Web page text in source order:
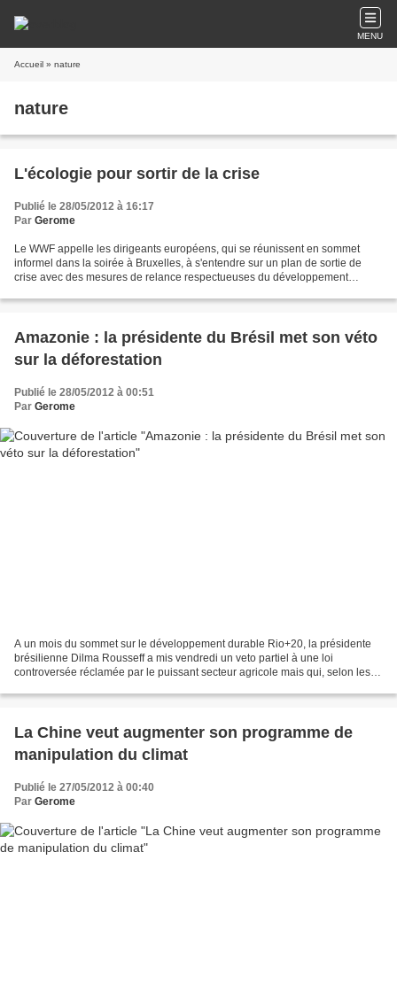
MENU
Accueil » nature
nature
L'écologie pour sortir de la crise
Publié le 28/05/2012 à 16:17
Par Gerome
Le WWF appelle les dirigeants européens, qui se réunissent en sommet
informel dans la soirée à Bruxelles, à s'entendre sur un plan de sortie de
crise avec des mesures de relance respectueuses du développement
Amazonie : la présidente du Brésil met son véto
sur la déforestation
Publié le 28/05/2012 à 00:51
Par Gerome
A un mois du sommet sur le développement durable Rio+20, la présidente
brésilienne Dilma Rousseff a mis vendredi un veto partiel à une loi
controversée réclamée par le puissant secteur agricole mais qui, selon les
La Chine veut augmenter son programme de
manipulation du climat
Publié le 27/05/2012 à 00:40
Par Gerome